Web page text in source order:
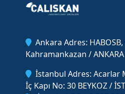
Ankara Adres:
Kahramankazan / ANKARA
İstanbul Adres: Acarlar
İç Kapı No: 30 BEYKOZ /